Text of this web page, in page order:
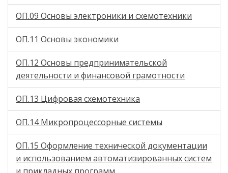
ОП.09 Основы электроники и схемотехники
ОП.11 Основы экономики
ОП.12 Основы предпринимательской
деятельности и финансовой грамотности
ОП.13 Цифровая схемотехника
ОП.14 Микропроцессорные системы
ОП.15 Оформление технической документации
и использованием автоматизированных систем